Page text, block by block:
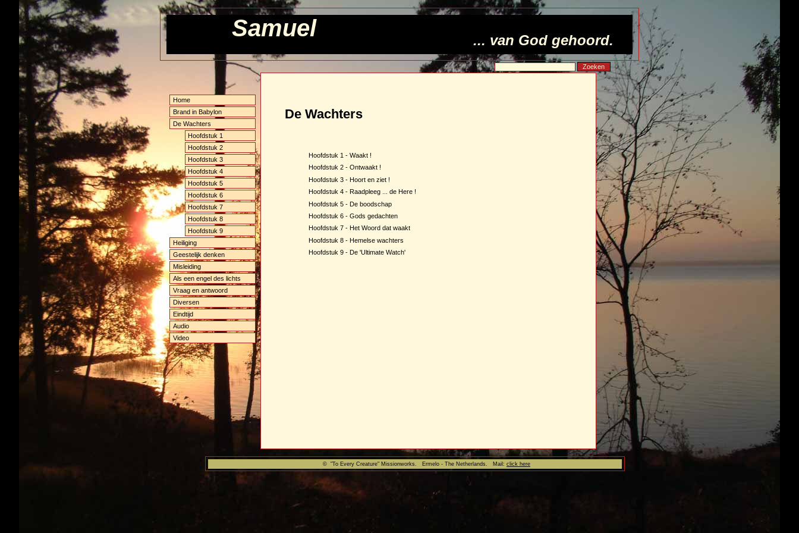
Samuel ... van God gehoord.
Home
Brand in Babylon
De Wachters
Hoofdstuk 1
Hoofdstuk 2
Hoofdstuk 3
Hoofdstuk 4
Hoofdstuk 5
Hoofdstuk 6
Hoofdstuk 7
Hoofdstuk 8
Hoofdstuk 9
Heiliging
Geestelijk denken
Misleiding
Als een engel des lichts
Vraag en antwoord
Diversen
Eindtijd
Audio
Video
De Wachters
Hoofdstuk 1 - Waakt !
Hoofdstuk 2 - Ontwaakt !
Hoofdstuk 3 - Hoort en ziet !
Hoofdstuk 4 - Raadpleeg ... de Here !
Hoofdstuk 5 - De boodschap
Hoofdstuk 6 - Gods gedachten
Hoofdstuk 7 - Het Woord dat waakt
Hoofdstuk 8 - Hemelse wachters
Hoofdstuk 9 - De 'Ultimate Watch'
© "To Every Creature" Missionworks. Ermelo - The Netherlands. Mail:click here